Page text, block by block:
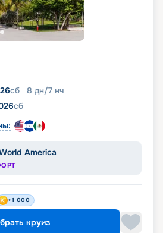
пассажиров, подробные
и палуб. Вся эта
на этой же странице.
сб 8 дн/7 нч
сб
America
+1 000
круиз